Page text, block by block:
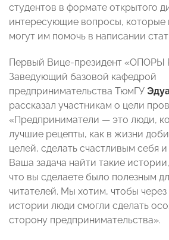
студентов в формате открытого
интересующие вопросы, которые
могут им помочь в написании
Первый Вице-президент
Заведующий базовой кафедрой
предпринимательства ТюмГУ
рассказал участникам о цели
«Предприниматели — это люди,
лучшие рецепты, как в жизни
целей, сделать счастливым себя
Ваша задача найти такие
что вы сделаете было полезным
читателей. Мы хотим, чтобы
истории люди смогли сделать
сторону предпринимательства».